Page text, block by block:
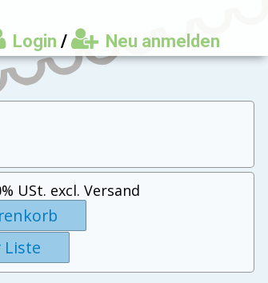
Login / Neu anmelden
USt. excl. Versand
Liste